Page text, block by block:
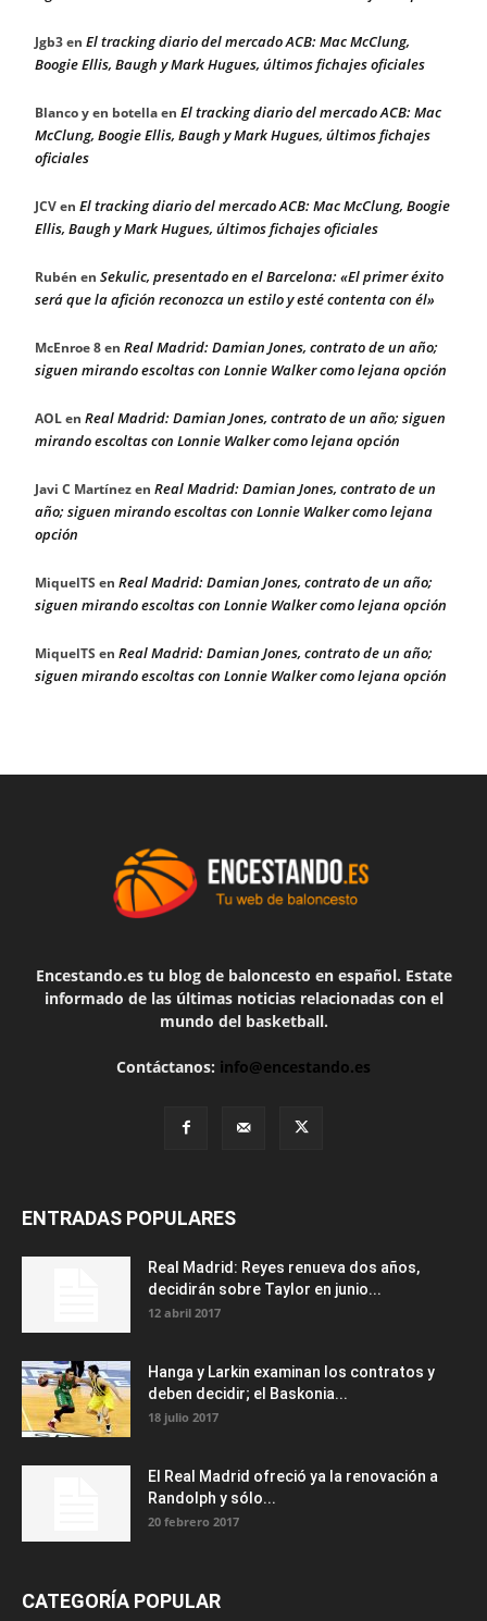
Jgb3en El tracking diario del mercado ACB: Mac McClung,
Boogie Ellis, Baugh y Mark Hugues, últimos fichajes oficiales
Blanco y en botellaen El tracking diario del mercado ACB: Mac
McClung, Boogie Ellis, Baugh y Mark Hugues, últimos fichajes
oficiales
JCVen El tracking diario del mercado ACB: Mac McClung, Boogie
Ellis, Baugh y Mark Hugues, últimos fichajes oficiales
Rubén en Sekulic, presentado en el Barcelona: «El primer éxito
será que la afición reconozca un estilo y esté contenta con él»
McEnroe 8en Real Madrid: Damian Jones, contrato de un año;
siguen mirando escoltas con Lonnie Walker como lejana opción
AOLen Real Madrid: Damian Jones, contrato de un año; siguen
mirando escoltas con Lonnie Walker como lejana opción
Javi C Martínezen Real Madrid: Damian Jones, contrato de un
año; siguen mirando escoltas con Lonnie Walker como lejana
opción
MiquelTS en Real Madrid: Damian Jones, contrato de un año;
siguen mirando escoltas con Lonnie Walker como lejana opción
MiquelTS en Real Madrid: Damian Jones, contrato de un año;
siguen mirando escoltas con Lonnie Walker como lejana opción
Encestando.es tu blog de baloncesto en español. Estate
informado de las últimas noticias relacionadas con el
mundo del basketball.
Contáctanos: info@encestando.es
ENTRADAS POPULARES
Real Madrid: Reyes renueva dos años,
decidirán sobre Taylor en junio...
12 abril 2017
Hanga y Larkin examinan los contratos y
deben decidir; el Baskonia...
18 julio 2017
El Real Madrid ofreció ya la renovación a
Randolph y sólo...
20 febrero 2017
CATEGORÍA POPULAR